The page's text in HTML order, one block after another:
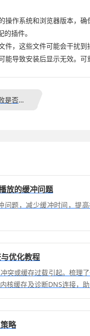
操作系统和浏览器版本，
插件。
件，这些文件可能会干扰
导致安装后显示无效。
chrome浏览器下载安装失败是否因兼容性补丁缺失
放的缓冲问题
题，减少缓冲时间，提
优化教程
突或缓存过载引起。梳理
核缓存及诊断DNS连接，
略